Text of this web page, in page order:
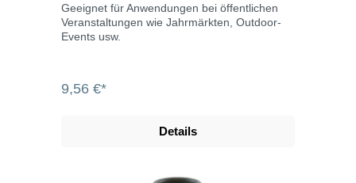
Geeignet für Anwendungen bei öffentlichen
Veranstaltungen wie Jahrmärkten, Outdoor-
Events usw.
9,56 €*
Details